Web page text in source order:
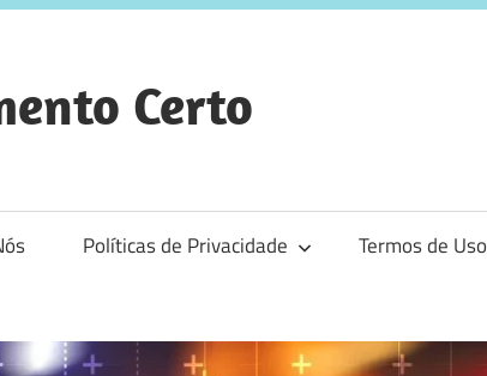
Certo
Políticas de Privacidade Termos de Uso